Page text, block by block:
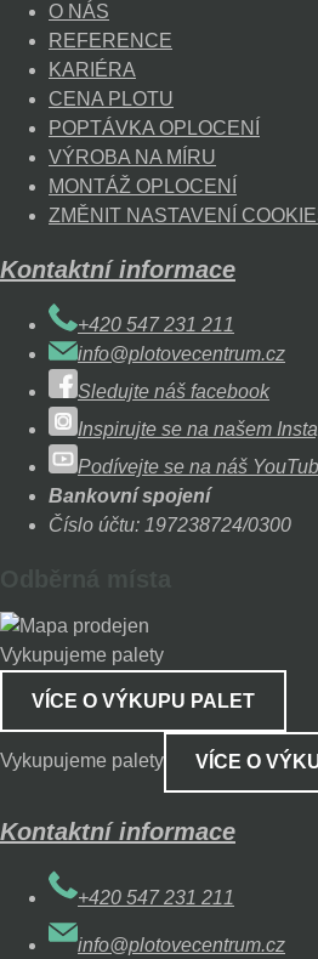
O NÁS
REFERENCE
KARIÉRA
CENA PLOTU
POPTÁVKA OPLOCENÍ
VÝROBA NA MÍRU
MONTÁŽ OPLOCENÍ
ZMĚNIT NASTAVENÍ
Kontaktní informace
+420 547 231 211
info@plotovecentrum.cz
Sledujte náš facebook
Inspirujte se na našem
Podívejte se na náš
Bankovní spojení
Číslo účtu: 197238724/0300
Vykupujeme palety
VÍCE O VÝKUPU PALET
Vykupujeme palety VÍCE O
Kontaktní informace
+420 547 231 211
info@plotovecentrum.cz